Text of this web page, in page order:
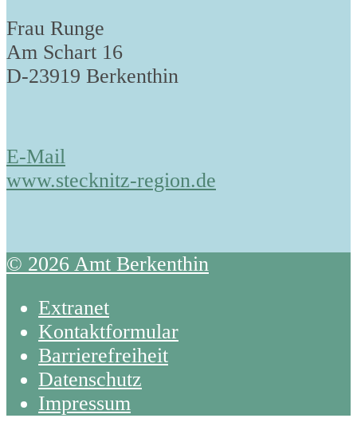
Frau Runge
Am Schart 16
D-23919 Berkenthin
E-Mail
www.stecknitz-region.de
© 2026 Amt Berkenthin
Extranet
Kontaktformular
Barrierefreiheit
Datenschutz
Impressum